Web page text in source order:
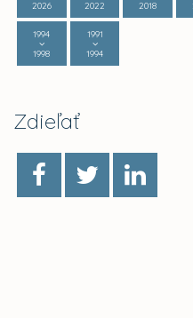
2026
2022
2018
1994
1998
1991
1994
Zdieľať